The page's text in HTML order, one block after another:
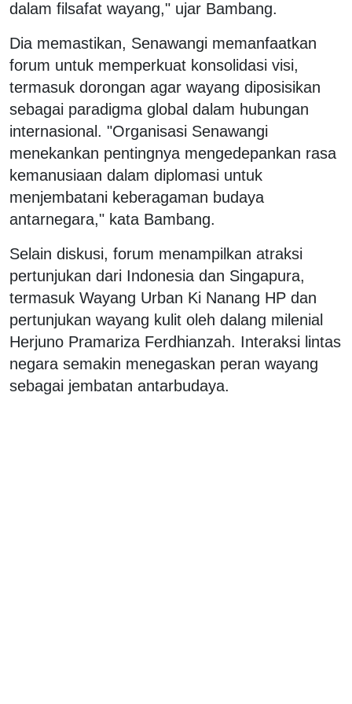
dalam filsafat wayang," ujar Bambang.
Dia memastikan, Senawangi memanfaatkan
forum untuk memperkuat konsolidasi visi,
termasuk dorongan agar wayang diposisikan
sebagai paradigma global dalam hubungan
internasional. "Organisasi Senawangi
menekankan pentingnya mengedepankan rasa
kemanusiaan dalam diplomasi untuk
menjembatani keberagaman budaya
antarnegara," kata Bambang.
Selain diskusi, forum menampilkan atraksi
pertunjukan dari Indonesia dan Singapura,
termasuk Wayang Urban Ki Nanang HP dan
pertunjukan wayang kulit oleh dalang milenial
Herjuno Pramariza Ferdhianzah. Interaksi lintas
negara semakin menegaskan peran wayang
sebagai jembatan antarbudaya.